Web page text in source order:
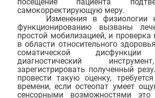
самокорректирующую меру.
Изменения в физиологии к
функционированию вызваны
простой мобилизацией, и
в области относительного
соматической дисфункции
диагностический
зарегистрировать полученный
провести такую оценку,
времени, если остеопат умеет
сенсорными возможностями это